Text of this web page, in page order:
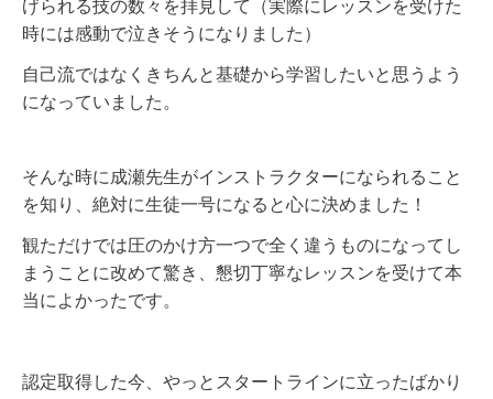
げられる技の数々を拝見して（実際にレッスンを受けた
時には感動で泣きそうになりました）
自己流ではなくきちんと基礎から学習したいと思うよう
になっていました。
そんな時に成瀬先生がインストラクターになられること
を知り、絶対に生徒一号になると心に決めました！
観ただけでは圧のかけ方一つで全く違うものになってし
まうことに改めて驚き、懇切丁寧なレッスンを受けて本
当によかったです。
認定取得した今、やっとスタートラインに立ったばかり